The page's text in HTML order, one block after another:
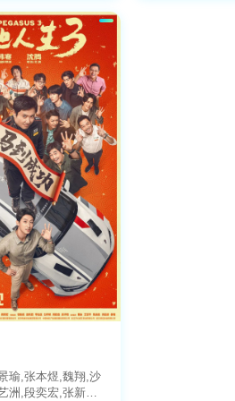
,罗根·马歇尔-格
,唐纳德·格洛弗,汉
克尔·曼多,博基姆·
·崔,詹妮弗·康纳
特洛,克里斯·埃文
瑜,张本煜,魏翔,沙
洲,段奕宏,张新成,